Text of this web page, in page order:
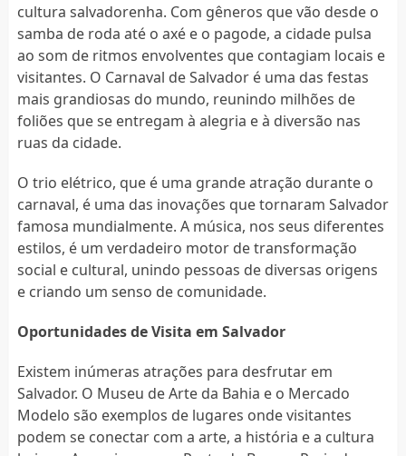
cultura salvadorenha. Com gêneros que vão desde o
samba de roda até o axé e o pagode, a cidade pulsa
ao som de ritmos envolventes que contagiam locais e
visitantes. O Carnaval de Salvador é uma das festas
mais grandiosas do mundo, reunindo milhões de
foliões que se entregam à alegria e à diversão nas
ruas da cidade.
O trio elétrico, que é uma grande atração durante o
carnaval, é uma das inovações que tornaram Salvador
famosa mundialmente. A música, nos seus diferentes
estilos, é um verdadeiro motor de transformação
social e cultural, unindo pessoas de diversas origens
e criando um senso de comunidade.
Oportunidades de Visita em Salvador
Existem inúmeras atrações para desfrutar em
Salvador. O Museu de Arte da Bahia e o Mercado
Modelo são exemplos de lugares onde visitantes
podem se conectar com a arte, a história e a cultura